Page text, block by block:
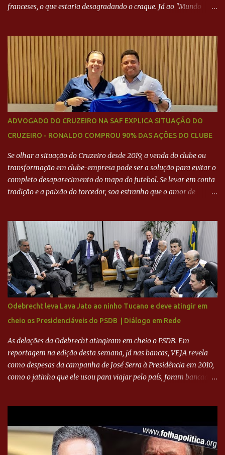
franceses, o que estaria desagradando o craque. Já ao "Mundo
Neymar Pai nega
ADVOGADO DO CRUZEIRO NA SAF EXPLICA SITUAÇÃO DO
CRUZEIRO - RONALDO COMPROU 90% DAS AÇÕES DO CLUBE
Se olhar a situação do Cruzeiro desde 2019, a venda do clube ou
transformação em clube-empresa pode ser a solução para evitar o
completo desaparecimento do mapa do futebol. Se levar em conta
tradição e a paixão do torcedor, soa estranho que o amor de
feito imediatamente para pagamento de dívidas emergenciais e
investimentos no departamento de futebol. O projeto apresentado
para a recuperação do Cruzeiro, o aporte financeiro inicial, com
Ronaldo sendo solidário à dívida de R$ 1 bilhão a partir de agora,
mais o peso que o ex-atacante tem no mundo do futebol, além de
sua história na Raposa, pesaram para que um dos mais icônicos
camisas 9 acertasse a compra do clube. Fonte: Itatiaia Fonte:
ADVOGADO DO CRUZEIRO NA SAF EXPLICA SITUAÇÃO DO
CRUZEIRO - RONALDO COMPROU 90% DAS AÇÕES DO CLUBE
Odebrecht leva Lava Jato ao ninho Tucano e deve atingir em
cheio os Presidenciáveis do PSDB | Diálogo em Rede
As delações da Odebrecht atingiram em cheio o PSDB. Em
reportagem na edição desta semana, já nas bancas, VEJA revela
como despesas da campanha de José Serra à Presidência em 2010,
como o jatinho que ele usou para viajar pelo país, foram bancadas
Executiva Nacional do PSDB (Valter Campanato/Agência Brasil) O
texto também põe fim a um mistério: três fontes confirmaram à
revista que o codinome “santo” que aparece em planilhas da